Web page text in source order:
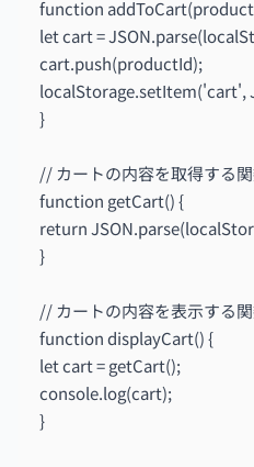
function
let cart =
cart.push(productId);
localStorage.setItem('cart',
}
// カートの内容を取得する
function getCart() {
return
}
// カートの内容を表示する
function displayCart() {
let cart = getCart();
console.log(cart);
}